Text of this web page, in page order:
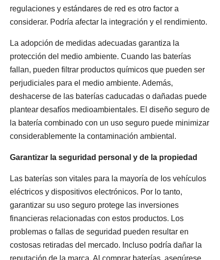
regulaciones y estándares de red es otro factor a
considerar. Podría afectar la integración y el rendimiento.
La adopción de medidas adecuadas garantiza la
protección del medio ambiente. Cuando las baterías
fallan, pueden filtrar productos químicos que pueden ser
perjudiciales para el medio ambiente. Además,
deshacerse de las baterías caducadas o dañadas puede
plantear desafíos medioambientales. El diseño seguro de
la batería combinado con un uso seguro puede minimizar
considerablemente la contaminación ambiental.
Garantizar la seguridad personal y de la propiedad
Las baterías son vitales para la mayoría de los vehículos
eléctricos y dispositivos electrónicos. Por lo tanto,
garantizar su uso seguro protege las inversiones
financieras relacionadas con estos productos. Los
problemas o fallas de seguridad pueden resultar en
costosas retiradas del mercado. Incluso podría dañar la
reputación de la marca. Al comprar baterías, asegúrese